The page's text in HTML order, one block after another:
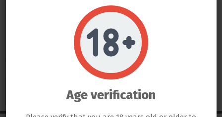
Listado de productos
por marca Nest Amp
There are no products.Age verification
LLAMAS GROW NO VENDE ABSOLUTAMENTE NINGÚN PRODUCTO QUE ESTE FUERA DE LA LEY
TODOS LOS PRODUCTOS QUE SE VENDEN EN ESTA WEB SON EXCLUSIVAMENTE PARA LA HORTICULTURA
PROFESIONAL
GERMINAR NI CULTIVAR, SI ALGÚN CLIENTE DE LLAMAS GROW NO RESPETA LA LEY SERÁ BAJO SU
RESPONSABILIDAD